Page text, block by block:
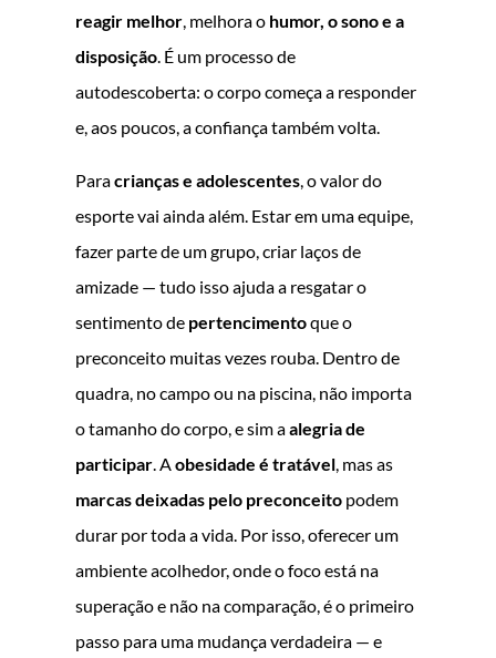
reagir melhor, melhora o humor, o sono e a
disposição. É um processo de
autodescoberta: o corpo começa a responder
e, aos poucos, a confiança também volta.
Paracrianças e adolescentes, o valor do
esporte vai ainda além. Estar em uma equipe,
fazer parte de um grupo, criar laços de
amizade — tudo isso ajuda a resgatar o
sentimento de pertencimentoque o
preconceito muitas vezes rouba. Dentro de
quadra, no campo ou na piscina, não importa
o tamanho do corpo, e sim aalegria de
participar. Aobesidade é tratável, mas as
marcas deixadas pelo preconceito podem
durar por toda a vida. Por isso, oferecer um
ambiente acolhedor, onde o foco está na
superação e não na comparação, é o primeiro
passo para uma mudança verdadeira — e